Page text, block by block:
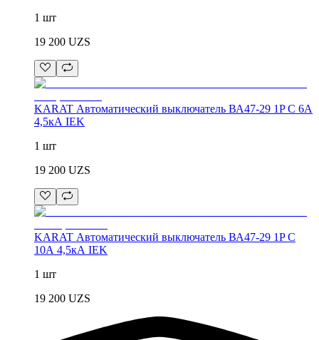
1 шт
19 200 UZS
KARAT Автоматический выключатель ВА47-29 1P C 6А
4,5кА IEK
1 шт
19 200 UZS
KARAT Автоматический выключатель ВА47-29 1P C
10А 4,5кА IEK
1 шт
19 200 UZS